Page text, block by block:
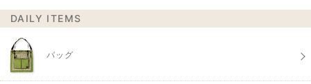
DAILY ITEMS
バッグ